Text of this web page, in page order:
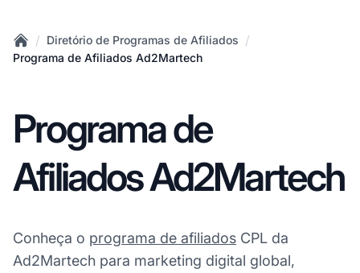
Home
/ Diretório de Programas de Afiliados /
Programa de Afiliados Ad2Martech
Programa de
Afiliados Ad2Martech
Conheça o programa de afiliados CPL da
Ad2Martech para marketing digital global,